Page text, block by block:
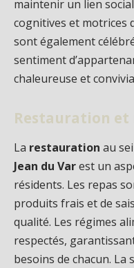
maintenir un lien
cognitives et motrices
sont également
sentiment
chaleureuse et
Restauration et
La restauration au
Jean du Varest un
résidents. Les repas
produits frais et de
qualité. Les régimes
respectés,
besoins de chacun. La